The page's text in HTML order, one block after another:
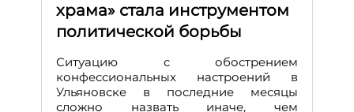
храма» стала инструментом
политической борьбы
Ситуацию с обострением
конфессиональных настроений в
Ульяновске в последние месяцы
сложно назвать иначе, чем